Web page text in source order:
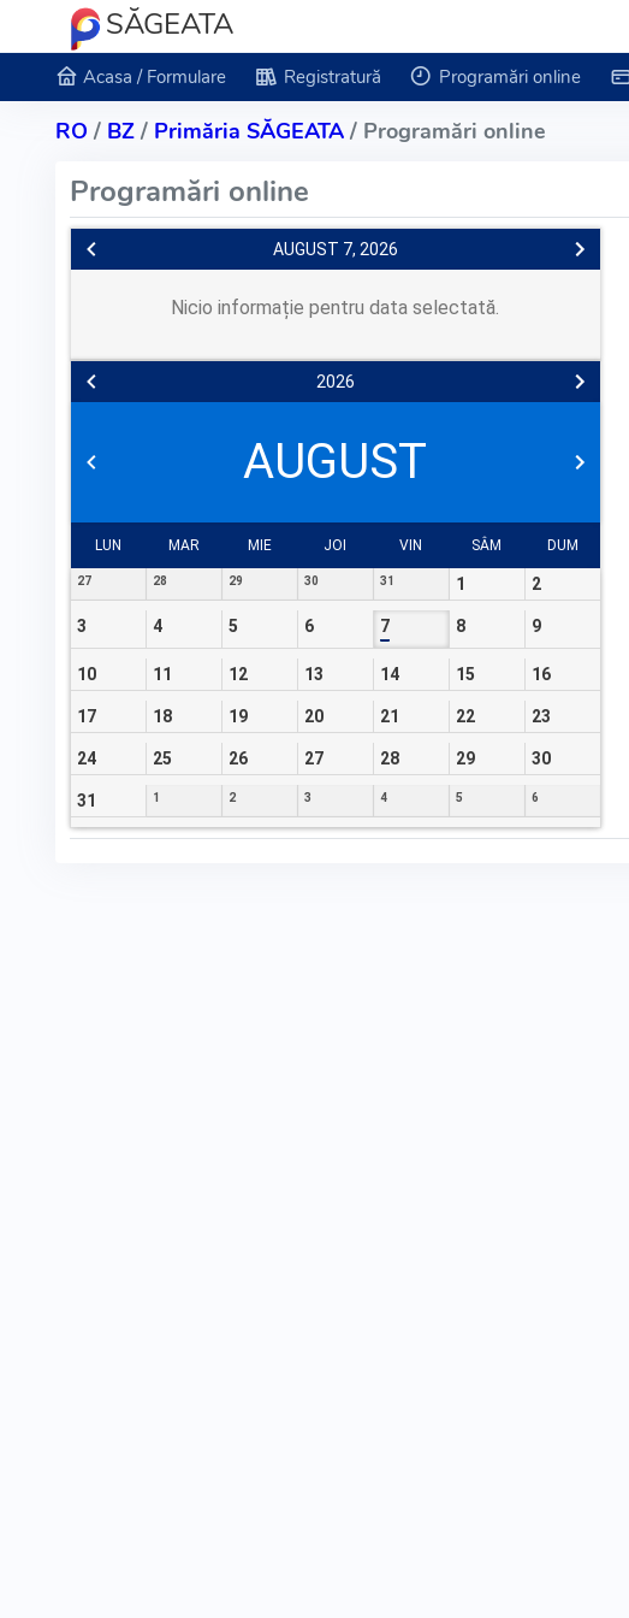
SĂGEATA
Acasa / Formulare Registratură Programări online
RO / BZ/ Primăria SĂGEATA/ Programări online
Programări online
AUGUST 7, 2026
Nicio informație pentru data selectată.
2026
AUGUST
LUN MAR MIE JOI VIN SÂM DUM
27 28 29 30 31 1 2
3 4 5 6 7 8 9
10 11 12 13 14 15 16
17 18 19 20 21 22 23
24 25 26 27 28 29 30
31 1 2 3 4 5 6